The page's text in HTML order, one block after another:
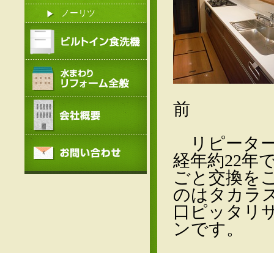
ノーリツ
前
リピータ
経年約22年
ごと交換を
のはタカラ
口ピッタリ
ンです。